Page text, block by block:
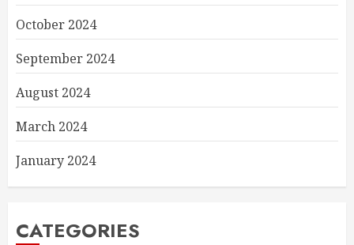
October 2024
September 2024
August 2024
March 2024
January 2024
CATEGORIES